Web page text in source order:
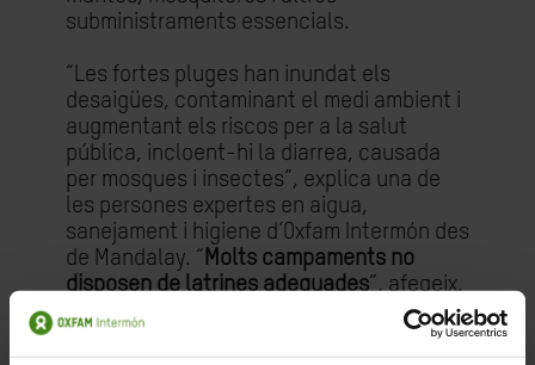
subministraments essencials.
“Les fortes pluges han inundat els
desaigües, contaminant el medi ambient i
augmentant els riscos per a la salut
pública, incloent-hi la diarrea, causada
per mosques i insectes”, explica una de
les persones expertes en aigua,
sanejament i higiene d’Oxfam Intermón des
de Mandalay. “ Molts campaments no
disposen de latrines adequades”, afegeix.
“Hi ha importants problemes d’higiene per
a la població dels assentaments, ja que el